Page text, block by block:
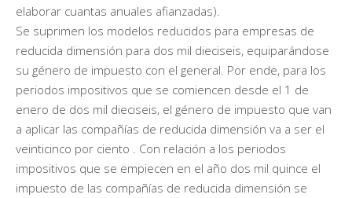
elaborar cuantas anuales afianzadas).
Se suprimen los modelos reducidos para empresas de
reducida dimensión para dos mil dieciseis, equiparándose
su género de impuesto con el general. Por ende, para los
periodos impositivos que se comiencen desde el 1 de
enero de dos mil dieciseis, el género de impuesto que van
a aplicar las compañías de reducida dimensión va a ser el
veinticinco por ciento . Con relación a los periodos
impositivos que se empiecen en el año dos mil quince el
impuesto de las compañías de reducida dimensión se